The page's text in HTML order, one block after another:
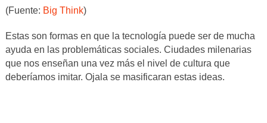
(Fuente: Big Think)
Estas son formas en que la tecnología puede ser de mucha
ayuda en las problemáticas sociales. Ciudades milenarias
que nos enseñan una vez más el nivel de cultura que
deberíamos imitar. Ojala se masificaran estas ideas.